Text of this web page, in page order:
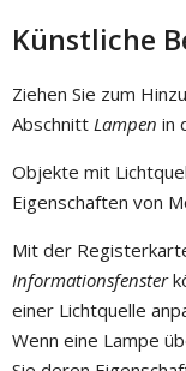
Künstliche
Ziehen Sie zum
Abschnitt Lampen in
Objekte mit
Eigenschaften von
Mit der
Informationsfenster
einer Lichtquelle
Wenn eine Lampe